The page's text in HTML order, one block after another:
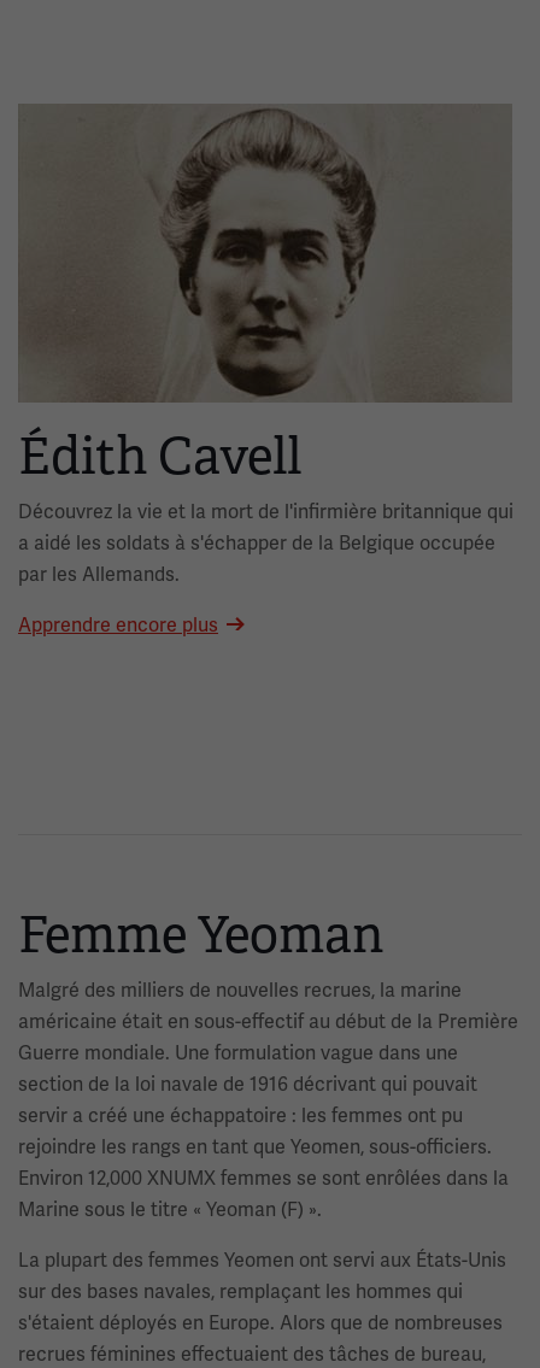
Édith Cavell
Découvrez la vie et la mort de l'infirmière britannique qui
a aidé les soldats à s'échapper de la Belgique occupée
par les Allemands.
Apprendre encore plus
Femme Yeoman
Malgré des milliers de nouvelles recrues, la marine
américaine était en sous-effectif au début de la Première
Guerre mondiale. Une formulation vague dans une
section de la loi navale de 1916 décrivant qui pouvait
servir a créé une échappatoire : les femmes ont pu
rejoindre les rangs en tant que Yeomen, sous-officiers.
Environ 12,000 XNUMX femmes se sont enrôlées dans la
Marine sous le titre « Yeoman (F) ».
La plupart des femmes Yeomen ont servi aux États-Unis
sur des bases navales, remplaçant les hommes qui
s'étaient déployés en Europe. Alors que de nombreuses
recrues féminines effectuaient des tâches de bureau,